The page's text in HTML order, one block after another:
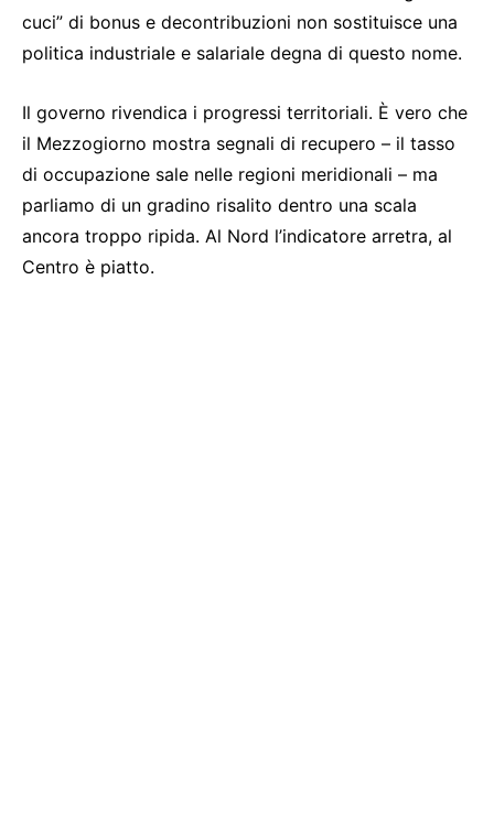
cuci” di bonus e decontribuzioni non sostituisce una
politica industriale e salariale degna di questo nome.
Il governo rivendica i progressi territoriali. È vero che
il Mezzogiorno mostra segnali di recupero – il tasso
di occupazione sale nelle regioni meridionali – ma
parliamo di un gradino risalito dentro una scala
ancora troppo ripida. Al Nord l’indicatore arretra, al
Centro è piatto.